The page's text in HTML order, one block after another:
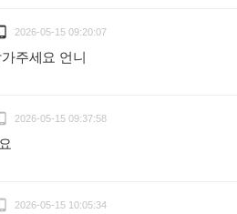
2026-05-15 09:20:07
주세요 언니
 2026-05-15 09:37:58
 2026-05-15 10:05:34